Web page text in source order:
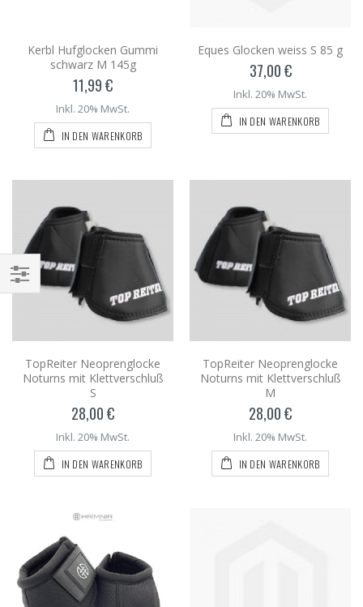
Kerbl Hufglocken Gummi
schwarz M 145g
11,99 €
Inkl. 20% MwSt.
IN DEN WARENKORB
Eques Glocken weiss S 85 g
37,00 €
Inkl. 20% MwSt.
IN DEN WARENKORB
TopReiter Neoprenglocke
Noturns mit Klettverschluß
S
28,00 €
Inkl. 20% MwSt.
IN DEN WARENKORB
TopReiter Neoprenglocke
Noturns mit Klettverschluß
M
28,00 €
Inkl. 20% MwSt.
IN DEN WARENKORB